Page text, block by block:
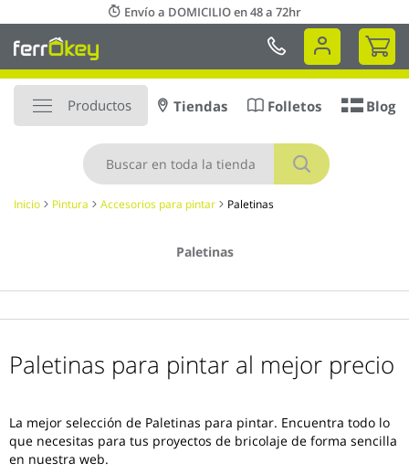
al
contenido
Envío a DOMICILIO en 48 a 72hr
Mi
Productos
Buscar
Tiendas Folletos Blog
Inicio Pintura Accesorios para pintar Paletinas
Paletinas
Paletinas para pintar al mejor precio
La mejor selección de Paletinas para pintar. Encuentra todo lo
que necesitas para tus proyectos de bricolaje de forma sencilla
en nuestra web.